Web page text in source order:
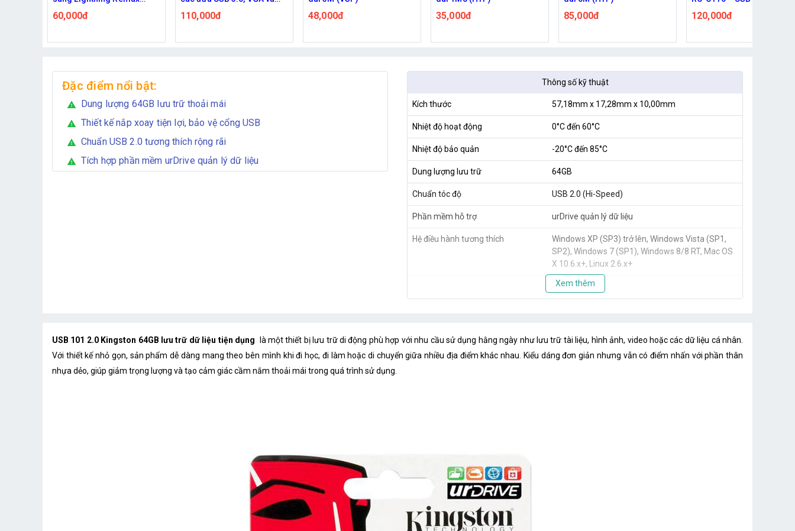
C026
60,000đ
Type - C
110,000đ 48,000đ 35,000đ 85,000đ
sang Lightning
120,000đ
Đặc điểm nổi bật:
warning Dung lượng 64GB lưu trữ thoải mái
warning Thiết kế nắp xoay tiện lợi, bảo vệ cổng USB
warning Chuẩn USB 2.0 tương thích rộng rãi
warning Tích hợp phần mềm urDrive quản lý dữ liệu
Thông số kỹ thuật
Kích thước 57,18mm x 17,28mm x 10,00mm
Nhiệt độ hoạt động 0°C đến 60°C
Nhiệt độ bảo quản -20°C đến 85°C
Dung lượng lưu trữ 64GB
Chuẩn tóc độ USB 2.0 (Hi-Speed)
Phần mềm hỗ trợ urDrive quản lý dữ liệu
Hệ điều hành tương thích
Windows XP (SP3) trở lên, Windows Vista (SP1,
SP2), Windows 7 (SP1), Windows 8/8 RT, Mac OS
X 10.6.x+, Linux 2.6.x+
Xem thêm
USB 101 2.0 Kingston 64GB lưu trữ dữ liệu tiện dụng
là một thiết bị lưu trữ di động phù hợp với nhu cầu sử dụng hằng ngày như lưu trữ tài liệu, hình ảnh, video hoặc các dữ liệu cá nhân.
Với thiết kế nhỏ gọn, sản phẩm dễ dàng mang theo bên mình khi đi học, đi làm hoặc di chuyển giữa nhiều địa điểm khác nhau. Kiểu dáng đơn giản nhưng vẫn có điểm nhấn với phần thân
nhựa dẻo, giúp giảm trọng lượng và tạo cảm giác cầm nắm thoải mái trong quá trình sử dụng.